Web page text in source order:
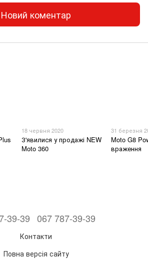
Новий коментар
18 червня 2020
З'явилися у продажі NEW
Moto 360
31 березня
Moto G8
враження
39-39 067 787-39-39
Контакти
Повна версія сайту